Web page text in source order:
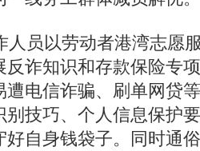
员以劳动者港湾志愿
反诈知识和存款保险专
遭电信诈骗、刷单网贷
别技巧、个人信息保护
好自身钱袋子。同时通